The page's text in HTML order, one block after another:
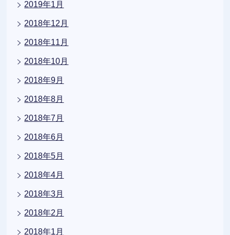
2019年1月
2018年12月
2018年11月
2018年10月
2018年9月
2018年8月
2018年7月
2018年6月
2018年5月
2018年4月
2018年3月
2018年2月
2018年1月